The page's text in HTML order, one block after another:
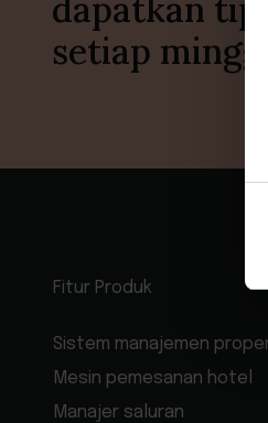
dapatkan
setiap
Fitur Produk
Sistem manajemen
Mesin pemesanan hotel
Manajer saluran